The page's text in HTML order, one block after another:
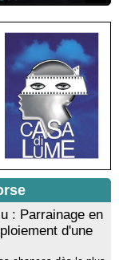
autour de son
territuriale di
Meschinet,
sonore, vocale,
di Santa Lucia di
peinture animé
di Santa Lucia di
: Parrainage en
d'une